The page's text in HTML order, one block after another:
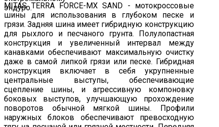
MITAS TERRA FORCE-MX SAND - мотокроссовые
шины для использования в глубоком песке и
грязи. Задняя шина имеет гибридную конструкцию
для рыхлого и песчаного грунта. Полулопастная
конструкция и увеличенный интервал между
канавками обеспечивают максимальную очистку
даже в самой липкой грязи или песке. Гибридная
конструкция включает в себя укрупненные
центральные выступы, обеспечивающие
сцепление шины, и агрессивную компоновку
боковых выступов, улучшающую прохождение
поворотов обычной мягкой шины. Профили
наружных блоков обеспечивают превосходную